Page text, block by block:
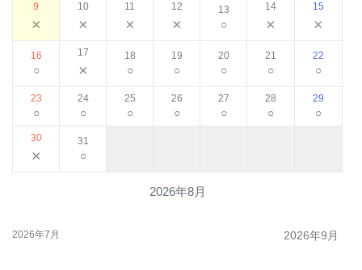
2026年8月
9
×
10
×
11
×
12
×
13
○
14
×
15
×
16
○
17
×
18
○
19
○
20
○
21
○
22
○
23
○
24
○
25
○
26
○
27
○
28
○
29
○
30
×
31
○
2026年7月 2026年9月